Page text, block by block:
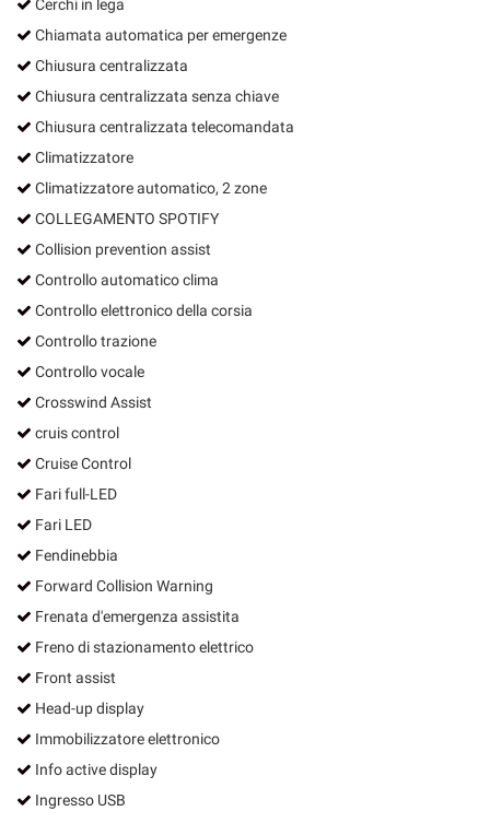
Cerchi in lega
Chiamata automatica per emergenze
Chiusura centralizzata
Chiusura centralizzata senza chiave
Chiusura centralizzata telecomandata
Climatizzatore
Climatizzatore automatico, 2 zone
COLLEGAMENTO SPOTIFY
Collision prevention assist
Controllo automatico clima
Controllo elettronico della corsia
Controllo trazione
Controllo vocale
Crosswind Assist
cruis control
Cruise Control
Fari full-LED
Fari LED
Fendinebbia
Forward Collision Warning
Frenata d'emergenza assistita
Freno di stazionamento elettrico
Front assist
Head-up display
Immobilizzatore elettronico
Info active display
Ingresso USB